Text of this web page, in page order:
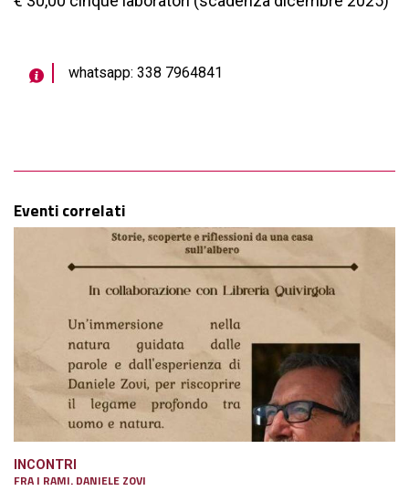
whatsapp: 338 7964841
Eventi correlati
INCONTRI
FRA I RAMI. DANIELE ZOVI